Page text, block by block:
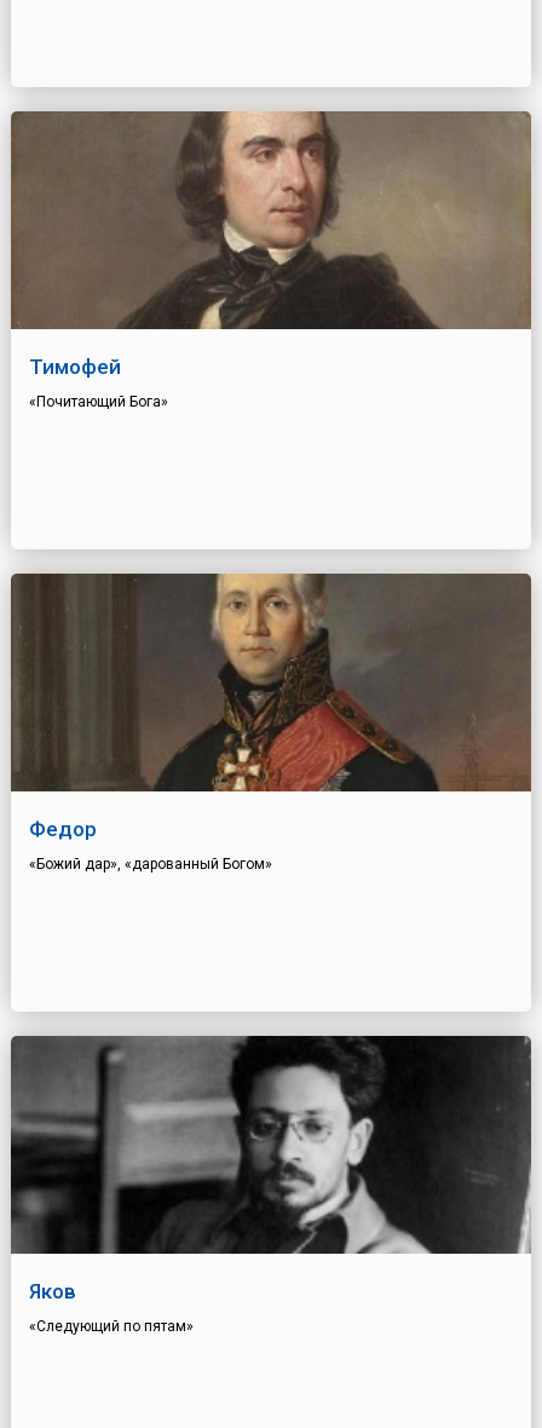
Тимофей
«Почитающий Бога»
Федор
«Божий дар», «дарованный Богом»
Яков
«Следующий по пятам»